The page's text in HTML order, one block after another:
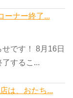
ーナー終了...
です！ 8月16日
するこ...
は、おたち...